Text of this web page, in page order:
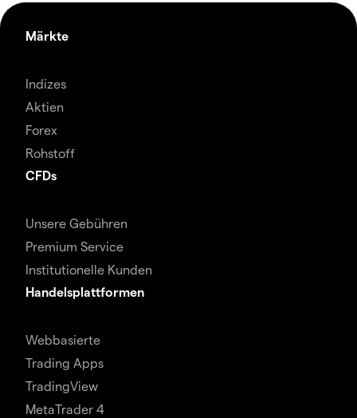
Märkte
Indizes
Aktien
Forex
Rohstoff
CFDs
Unsere Gebühren
Premium Service
Institutionelle Kunden
Handelsplattformen
Webbasierte
Trading Apps
TradingView
MetaTrader 4